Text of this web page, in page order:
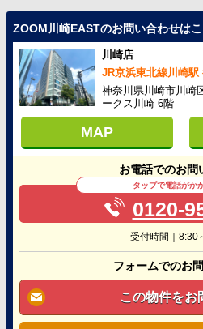
ZOOM川崎EASTのお問い合わせは
川崎店
JR京浜東北線川崎駅
神奈川県川崎市川崎
ークス川崎 6階
MAP
お電話でのお問
タップで電話がか
0120-
受付時間｜8:30
フォームでのお
この物件をお